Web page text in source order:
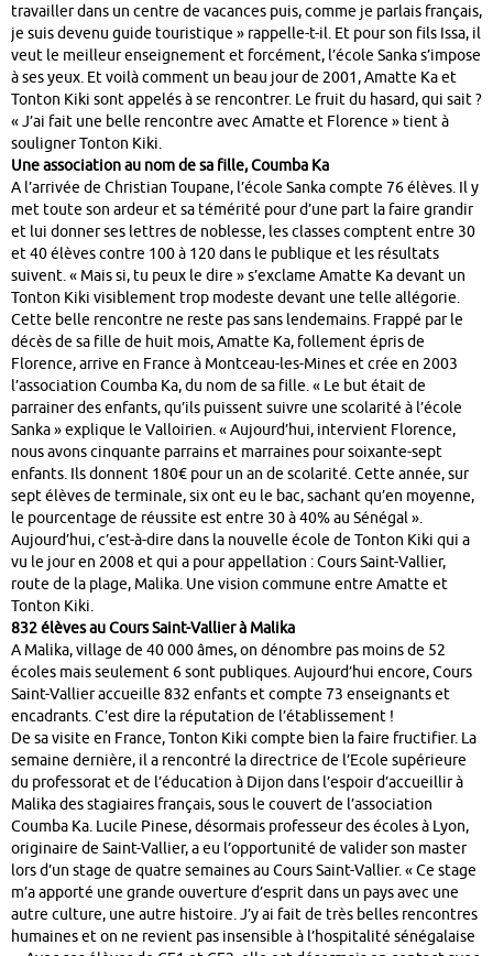
travailler dans un centre de vacances puis, comme je parlais français,
je suis devenu guide touristique » rappelle-t-il. Et pour son fils Issa, il
veut le meilleur enseignement et forcément, l’école Sanka s’impose
à ses yeux. Et voilà comment un beau jour de 2001, Amatte Ka et
Tonton Kiki sont appelés à se rencontrer. Le fruit du hasard, qui sait ?
« J’ai fait une belle rencontre avec Amatte et Florence » tient à
souligner Tonton Kiki.
Une association au nom de sa fille, Coumba Ka
A l’arrivée de Christian Toupane, l’école Sanka compte 76 élèves. Il y
met toute son ardeur et sa témérité pour d’une part la faire grandir
et lui donner ses lettres de noblesse, les classes comptent entre 30
et 40 élèves contre 100 à 120 dans le publique et les résultats
suivent. « Mais si, tu peux le dire » s’exclame Amatte Ka devant un
Tonton Kiki visiblement trop modeste devant une telle allégorie.
Cette belle rencontre ne reste pas sans lendemains. Frappé par le
décès de sa fille de huit mois, Amatte Ka, follement épris de
Florence, arrive en France à Montceau-les-Mines et crée en 2003
l’association Coumba Ka, du nom de sa fille. « Le but était de
parrainer des enfants, qu’ils puissent suivre une scolarité à l’école
Sanka » explique le Valloirien. « Aujourd’hui, intervient Florence,
nous avons cinquante parrains et marraines pour soixante-sept
enfants. Ils donnent 180€ pour un an de scolarité. Cette année, sur
sept élèves de terminale, six ont eu le bac, sachant qu’en moyenne,
le pourcentage de réussite est entre 30 à 40% au Sénégal ».
Aujourd’hui, c’est-à-dire dans la nouvelle école de Tonton Kiki qui a
vu le jour en 2008 et qui a pour appellation : Cours Saint-Vallier,
route de la plage, Malika. Une vision commune entre Amatte et
Tonton Kiki.
832 élèves au Cours Saint-Vallier à Malika
A Malika, village de 40 000 âmes, on dénombre pas moins de 52
écoles mais seulement 6 sont publiques. Aujourd’hui encore, Cours
Saint-Vallier accueille 832 enfants et compte 73 enseignants et
encadrants. C’est dire la réputation de l’établissement !
De sa visite en France, Tonton Kiki compte bien la faire fructifier. La
semaine dernière, il a rencontré la directrice de l’Ecole supérieure
du professorat et de l’éducation à Dijon dans l’espoir d’accueillir à
Malika des stagiaires français, sous le couvert de l’association
Coumba Ka. Lucile Pinese, désormais professeur des écoles à Lyon,
originaire de Saint-Vallier, a eu l’opportunité de valider son master
lors d’un stage de quatre semaines au Cours Saint-Vallier. « Ce stage
m’a apporté une grande ouverture d’esprit dans un pays avec une
autre culture, une autre histoire. J’y ai fait de très belles rencontres
humaines et on ne revient pas insensible à l’hospitalité sénégalaise